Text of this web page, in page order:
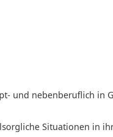
und nebenberuflich in
Situationen in